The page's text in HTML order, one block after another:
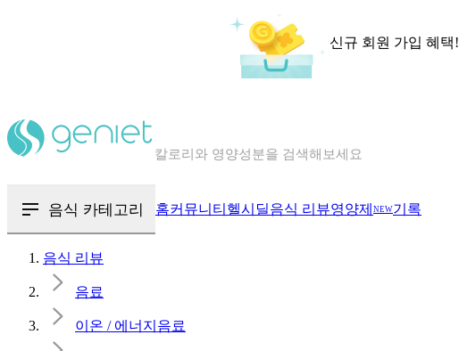
신규 회원 가입 혜택!
혈당 · 다이어트 음식 검색해보세요
음식 카테고리 홈커뮤니티 헬시딜음식 리뷰영양제 NEW기록
음식 리뷰
음료
이온 / 에너지음료